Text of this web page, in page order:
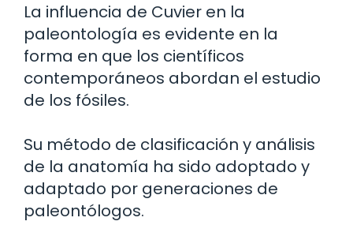
La influencia de Cuvier en la
paleontología es evidente en la
forma en que los científicos
contemporáneos abordan el estudio
de los fósiles.
Su método de clasificación y análisis
de la anatomía ha sido adoptado y
adaptado por generaciones de
paleontólogos.